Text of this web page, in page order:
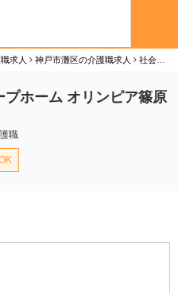
求人 神戸市灘区の介護職求人 社会福祉法人光朔会 グループホーム オリンピア篠原の介護職（正社員）求人
ホーム オリンピア篠原
職